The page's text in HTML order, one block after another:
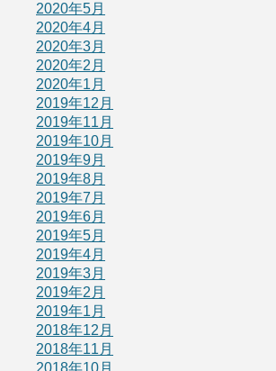
2020年5月
2020年4月
2020年3月
2020年2月
2020年1月
2019年12月
2019年11月
2019年10月
2019年9月
2019年8月
2019年7月
2019年6月
2019年5月
2019年4月
2019年3月
2019年2月
2019年1月
2018年12月
2018年11月
2018年10月